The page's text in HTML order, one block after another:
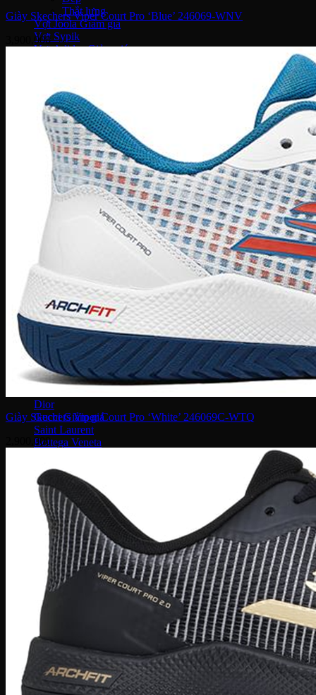
Thắt lưng
Vợt Joola
Vợt Sypik
Vợt Adidas
Vợt Gearbox
Vợt Selkirk
Prada
Bvlgari
JO Malone
DKNY
Louis Vuitton
Salvatore ferragamo
Kilian
Chanel
Dior
Lancome
Tom Ford
Armani
Kenzo
Miller Harris
Serge Lutens
Maison Francis
Maison Margiela
Gentle Monster
Prada
Dior
Gucci
Saint Laurent
Bottega Veneta
Fendi
Ray Ban
Gucci
Champion
Coach
Fendi
Balenciaga
Adidas
Supreme
Celine
Louis Vuitton
Maison Margiela
Nike
MCM
Dolce & Gabbana
Montblanc
Bape
Giày Skechers Viper Court Pro ‘Blue’ 246069-WNV
3,900,000
Giày Skechers Viper Court Pro ‘White’ 246069C-WTQ
2,900,000